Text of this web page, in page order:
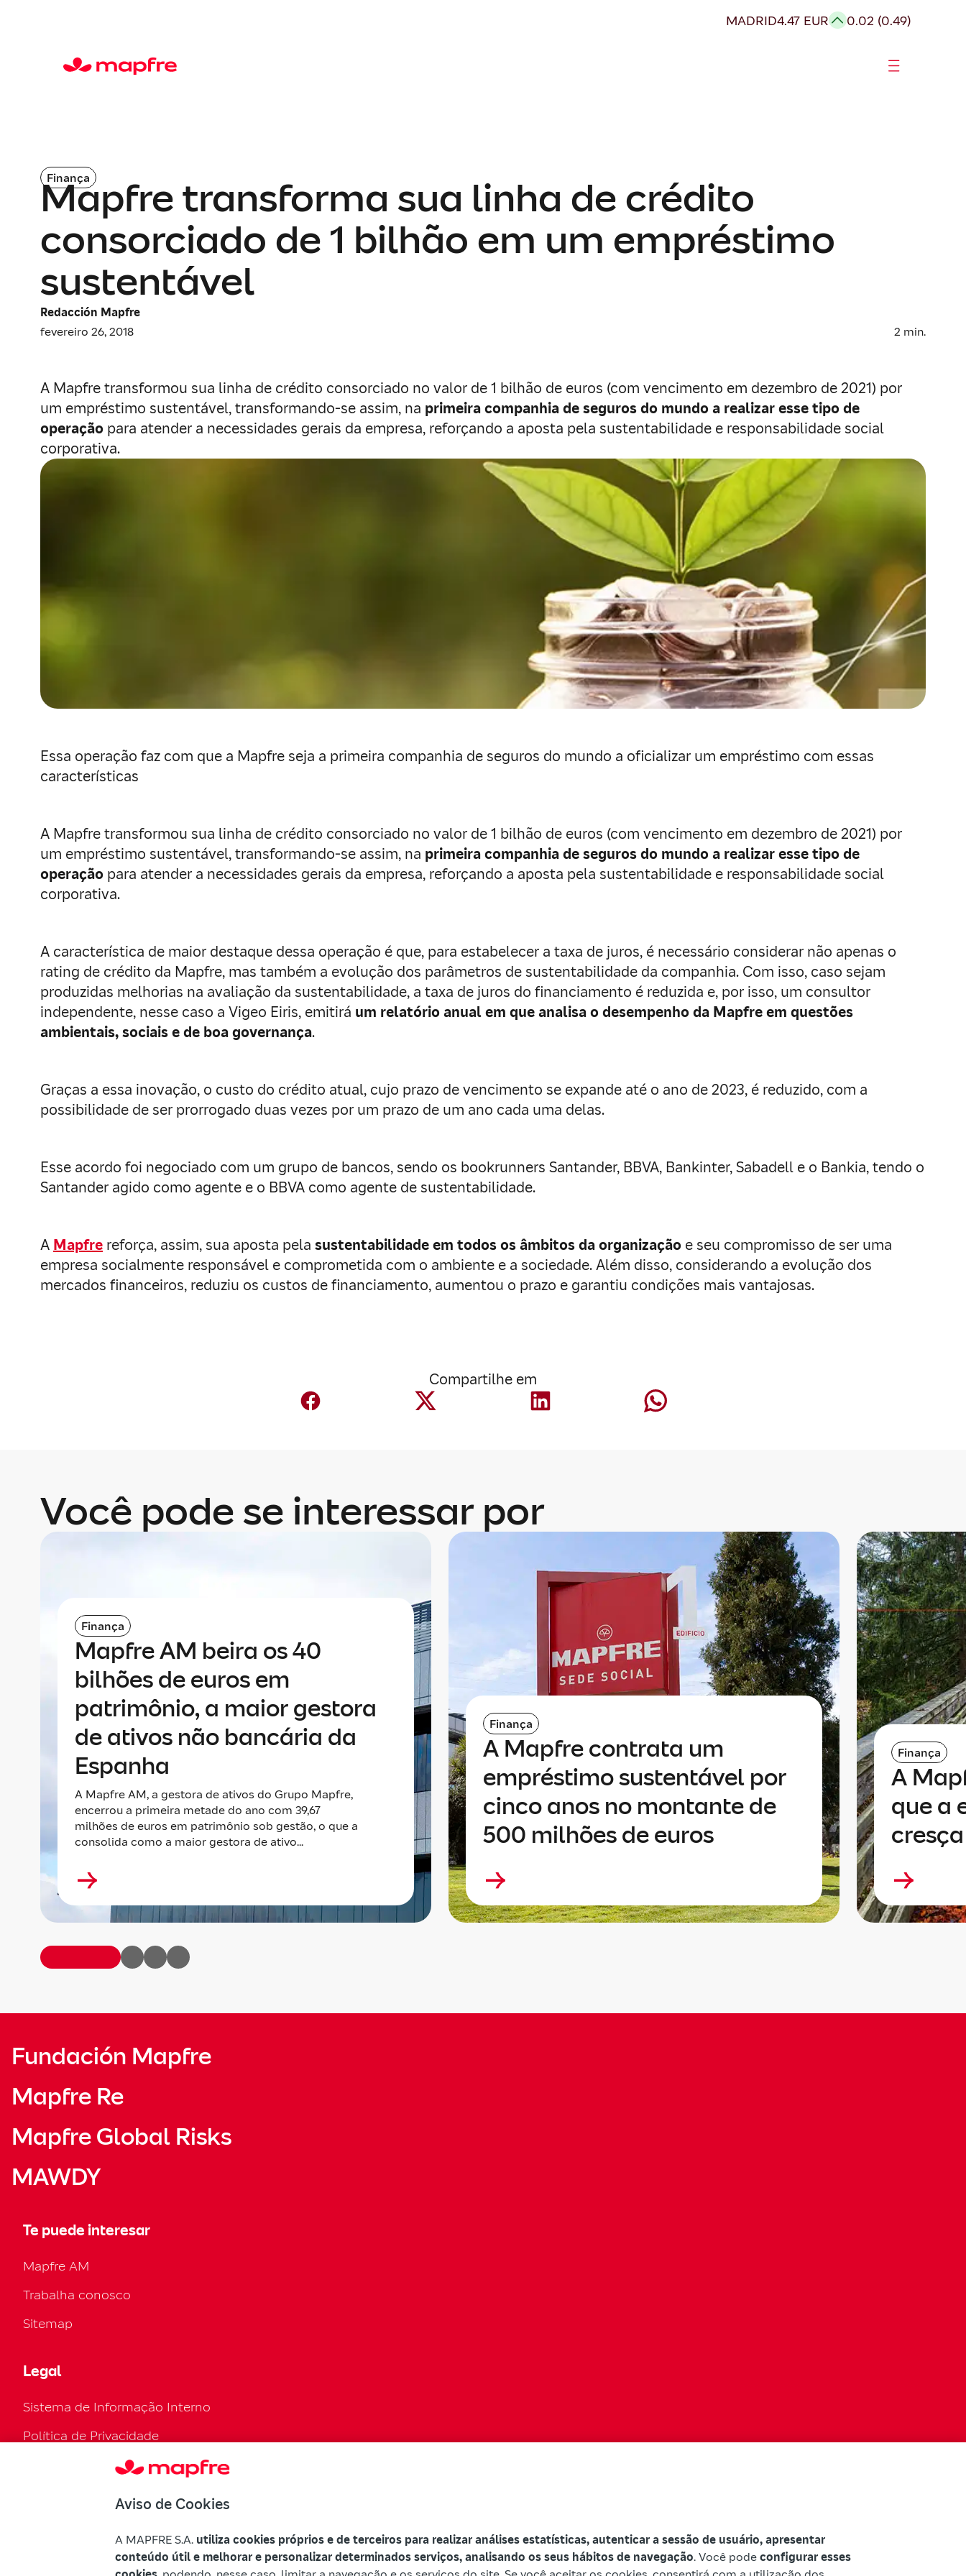
MADRID4.47 EUR 0.02 (0.49)
Finança
Mapfre transforma sua linha de crédito
consorciado de 1 bilhão em um empréstimo
sustentável
Redacción Mapfre
fevereiro 26, 2018
2 min.
A Mapfre transformou sua linha de crédito consorciado no valor de 1 bilhão de euros (com vencimento em dezembro de 2021) por
um empréstimo sustentável, transformando-se assim, na primeira companhia de seguros do mundo a realizar esse tipo de
operação para atender a necessidades gerais da empresa, reforçando a aposta pela sustentabilidade e responsabilidade social
corporativa.
Essa operação faz com que a Mapfre seja a primeira companhia de seguros do mundo a oficializar um empréstimo com essas
características
A Mapfre transformou sua linha de crédito consorciado no valor de 1 bilhão de euros (com vencimento em dezembro de 2021) por
um empréstimo sustentável, transformando-se assim, na primeira companhia de seguros do mundo a realizar esse tipo de
operação para atender a necessidades gerais da empresa, reforçando a aposta pela sustentabilidade e responsabilidade social
corporativa.
A característica de maior destaque dessa operação é que, para estabelecer a taxa de juros, é necessário considerar não apenas o
rating de crédito da Mapfre, mas também a evolução dos parâmetros de sustentabilidade da companhia. Com isso, caso sejam
produzidas melhorias na avaliação da sustentabilidade, a taxa de juros do financiamento é reduzida e, por isso, um consultor
independente, nesse caso a Vigeo Eiris, emitirá um relatório anual em que analisa o desempenho da Mapfre em questões
ambientais, sociais e de boa governança.
Graças a essa inovação, o custo do crédito atual, cujo prazo de vencimento se expande até o ano de 2023, é reduzido, com a
possibilidade de ser prorrogado duas vezes por um prazo de um ano cada uma delas.
Esse acordo foi negociado com um grupo de bancos, sendo os bookrunners Santander, BBVA, Bankinter, Sabadell e o Bankia, tendo o
Santander agido como agente e o BBVA como agente de sustentabilidade.
A Mapfre reforça, assim, sua aposta pela sustentabilidade em todos os âmbitos da organização e seu compromisso de ser uma
empresa socialmente responsável e comprometida com o ambiente e a sociedade. Além disso, considerando a evolução dos
mercados financeiros, reduziu os custos de financiamento, aumentou o prazo e garantiu condições mais vantajosas.
Compartilhe em
Você pode se interessar por
Finança
Mapfre AM beira os 40
bilhões de euros em
patrimônio, a maior gestora
de ativos não bancária da
Espanha
A Mapfre AM, a gestora de ativos do Grupo Mapfre,
encerrou a primeira metade do ano com 39,67
milhões de euros em patrimônio sob gestão, o que a
consolida como a maior gestora de ativo...
Finança
A Mapfre contrata um
empréstimo sustentável por
cinco anos no montante de
500 milhões de euros
Finança
A
que a
cresça
Fundación Mapfre
Mapfre Re
Mapfre Global Risks
MAWDY
Te puede interesar
Mapfre AM
Trabalha conosco
Sitemap
Legal
Sistema de Informação Interno
Política de Privacidade
Política de cookies
Aviso de Cookies
A MAPFRE S.A. utiliza cookies próprios e de terceiros para realizar análises estatísticas, autenticar a sessão de usuário, apresentar
conteúdo útil e melhorar e personalizar determinados serviços, analisando os seus hábitos de navegação. Você pode configurar esses